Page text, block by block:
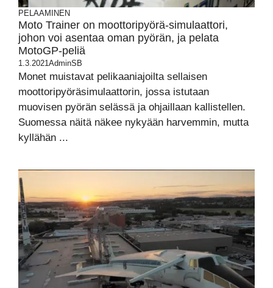
PELAAMINEN
Moto Trainer on moottoripyörä-simulaattori,
johon voi asentaa oman pyörän, ja pelata
MotoGP-peliä
1.3.2021AdminSB
Monet muistavat pelikaaniajoilta sellaisen
moottoripyöräsimulaattorin, jossa istutaan
muovisen pyörän selässä ja ohjaillaan kallistellen.
Suomessa näitä näkee nykyään harvemmin, mutta
kyllähän ...